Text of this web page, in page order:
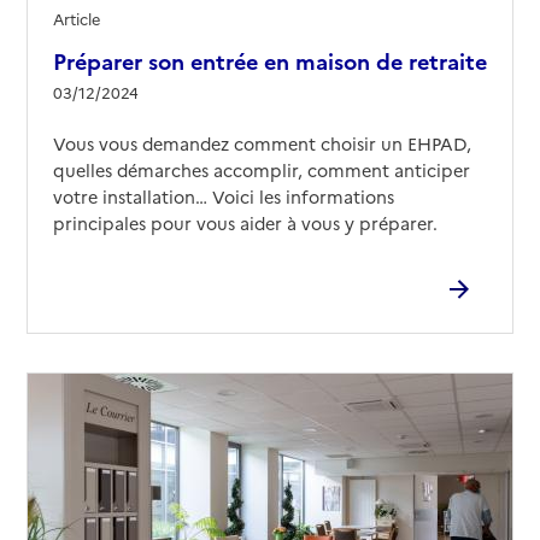
Mis à jour le : 12/02/2026
EHPAD Mareva Parc Er Vor
Adresse
Rue des Chênes Verts
56000- Vannes
Rapport HAS
Voir les prix et prestations
Source des données : Finess n° 560016008
Mis à jour le : 12/02/2026
EHPAD Parc du Carmel
Adresse
26 rue Vincent Rouille
Préparer son entrée en maison de retraite
03/12/2024
Article
Vous vous demandez comment choisir un EHPAD,
quelles démarches accomplir, comment anticiper
votre installation… Voici les informations
principales pour vous aider à vous y préparer.